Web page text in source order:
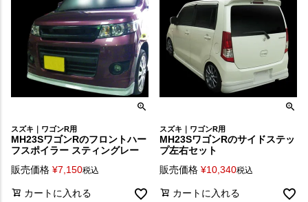
スズキ｜ワゴンR用
MH23SワゴンRのフロントハー
フスポイラー スティングレー
販売価格 ¥7,150税込
カートに入れる
スズキ｜ワゴンR用
MH23SワゴンRのサイドステッ
プ左右セット
販売価格 ¥10,340税込
カートに入れる